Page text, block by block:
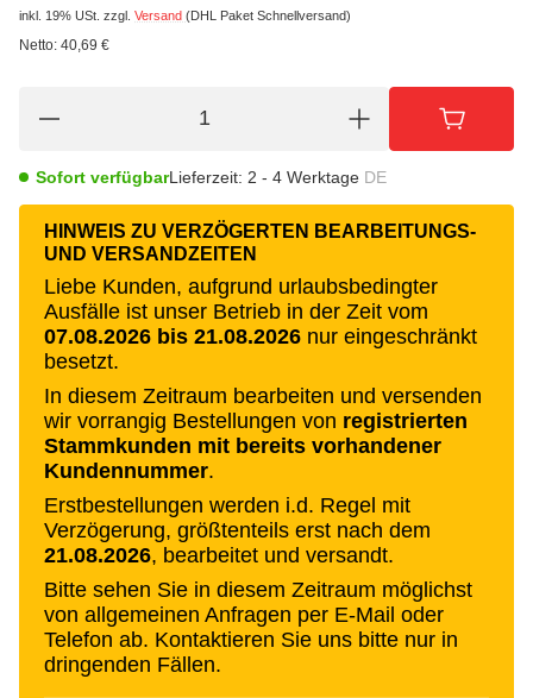
inkl. 19% USt. zzgl. Versand (DHL Paket Schnellversand)
Netto: 40,69 €
Sofort verfügbarLieferzeit: 2 - 4 Werktage DE
HINWEIS ZU VERZÖGERTEN BEARBEITUNGS-
UND VERSANDZEITEN
Liebe Kunden, aufgrund urlaubsbedingter
Ausfälle ist unser Betrieb in der Zeit vom
07.08.2026 bis 21.08.2026 nur eingeschränkt
besetzt.
In diesem Zeitraum bearbeiten und versenden
wir vorrangig Bestellungen von registrierten
Stammkunden mit bereits vorhandener
Kundennummer.
Erstbestellungen werden i.d. Regel mit
Verzögerung, größtenteils erst nach dem
21.08.2026, bearbeitet und versandt.
Bitte sehen Sie in diesem Zeitraum möglichst
von allgemeinen Anfragen per E-Mail oder
Telefon ab. Kontaktieren Sie uns bitte nur in
dringenden Fällen.